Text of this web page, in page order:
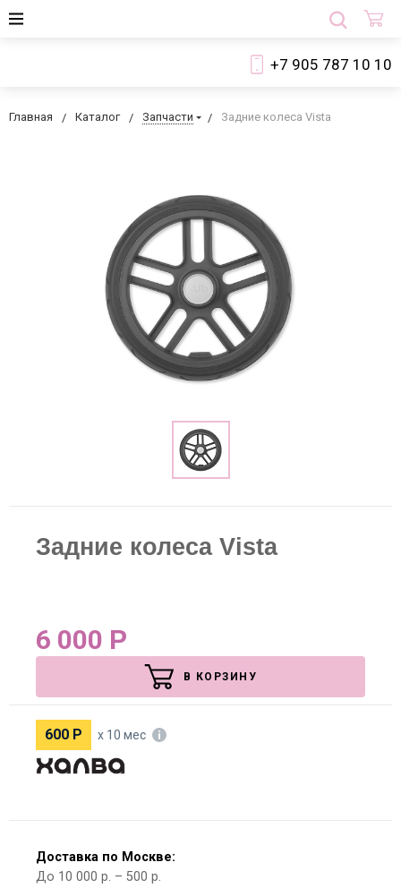
+7 905 787 10 10
Главная Каталог Запчасти Задние колеса Vista
Задние колеса Vista
6 000 Р
В КОРЗИНУ
600 Р х 10 мес
Доставка по Москве:
До 10 000 р. – 500 р.